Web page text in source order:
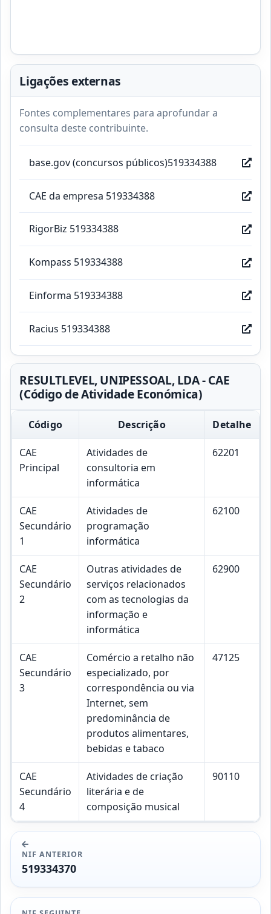
Ligações externas
Fontes complementares para aprofundar a
consulta deste contribuinte.
base.gov (concursos públicos)519334388
CAE da empresa 519334388
RigorBiz 519334388
Kompass 519334388
Einforma 519334388
Racius 519334388
RESULTLEVEL, UNIPESSOAL, LDA - CAE
(Código de Atividade Económica)
Código Descrição Detalhe
CAE
Principal
Atividades de
consultoria em
informática
62201
CAE
Secundário
1
Atividades de
programação
informática
62100
CAE
Secundário
2
Outras atividades de
serviços relacionados
com as tecnologias da
informação e
informática
62900
CAE
Secundário
3
Comércio a retalho não
especializado, por
correspondência ou via
Internet, sem
predominância de
produtos alimentares,
bebidas e tabaco
47125
CAE
Secundário
4
Atividades de criação
literária e de
composição musical
90110
NIF ANTERIOR
519334370